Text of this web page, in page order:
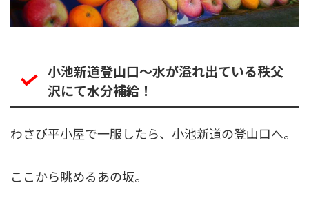
小池新道登山口〜水が溢れ出ている秩父
沢にて水分補給！
わさび平小屋で一服したら、小池新道の登山口へ。
ここから眺めるあの坂。